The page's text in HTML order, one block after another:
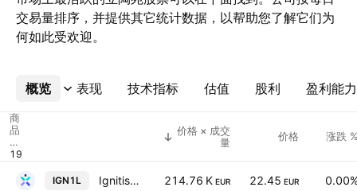
交易量排序，并提供其它统计数据，以帮助您了解它们为
何如此受欢迎。
概览 表现 技术指标 估值 股利 盈利能力
更多
商
品
代
码
价格 × 成交
量
价格 涨跌
IGN1L Ignitis Grupe AB 214.76 K EUR 22.45 EUR